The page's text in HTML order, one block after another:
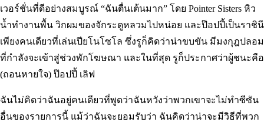
เวอร์ชั่นที่ดีอย่างสมบูรณ์ “ฉันตื่นเต้นมาก” โดย Pointer Sisters หิว
น้ำทำงานพื้น วิกผมของจักระดูหลวมไปหน่อย และป๊อปปี้เป็นราชินี
เพียงคนเดียวที่เล่นเปียโนโซโล ซึ่งรูก็คิดว่าน่าขบขัน มีมงกุฎปลอม
ที่กำลังจะเข้าสู่ช่วงพักโฆษณา และในที่สุด รูก็ประกาศว่าผู้ชนะคือ
(ถอนหายใจ) ป๊อปปี้ เลิฟ
ฉันไม่คิดว่าฉันอยู่คนเดียวที่พูดว่าฉันหวังว่าพวกเขาจะไม่ทำซีซัน
อื่นของรายการนี้ แม้ว่าฉันจะยอมรับว่า ฉันคิดว่าน่าจะมีวิธีที่พวก